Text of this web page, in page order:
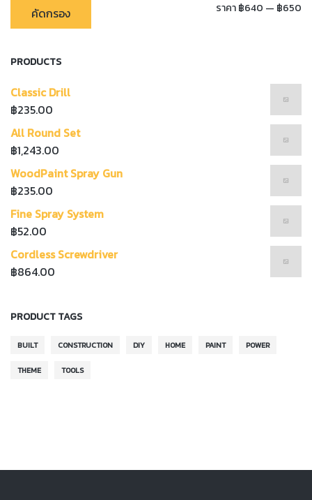
คัดกรอง ราคา฿640 — ฿650
PRODUCTS
Classic Drill
฿235.00
All Round Set
฿1,243.00
WoodPaint Spray Gun
฿235.00
Fine Spray System
฿52.00
Cordless Screwdriver
฿864.00
PRODUCT TAGS
BUILT CONSTRUCTION DIY HOME PAINT POWER
THEME TOOLS